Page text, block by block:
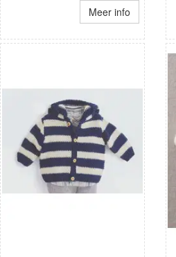
Meer info